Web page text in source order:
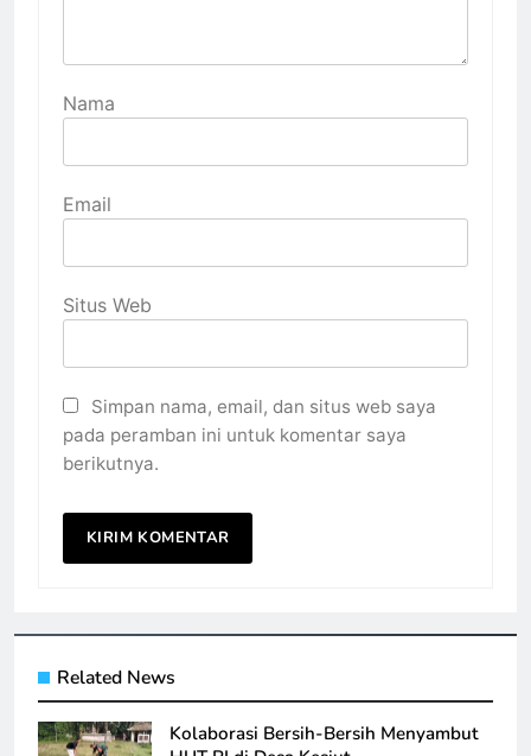
Nama
Email
Situs Web
Simpan nama, email, dan situs web saya
pada peramban ini untuk komentar saya
berikutnya.
Related News
Kolaborasi Bersih-Bersih Menyambut